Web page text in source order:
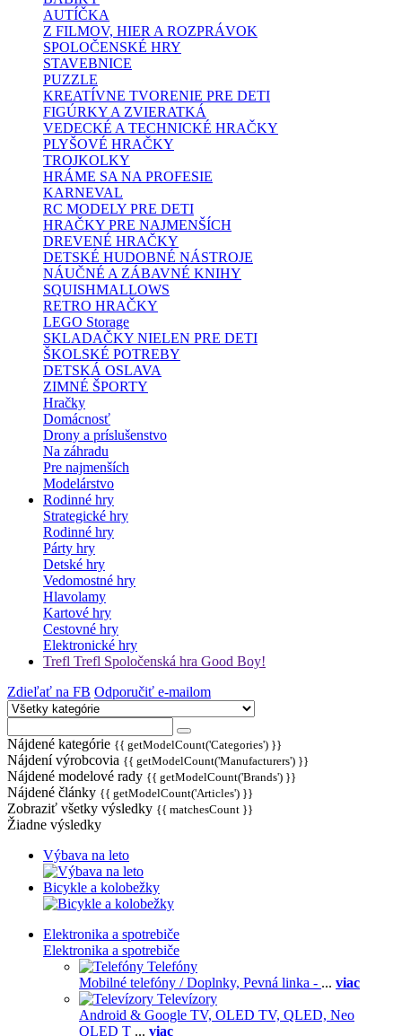
AUTÍČKA
Z FILMOV, HIER A ROZPRÁVOK
SPOLOČENSKÉ HRY
STAVEBNICE
PUZZLE
KREATÍVNE TVORENIE PRE DETI
FIGÚRKY A ZVIERATKÁ
VEDECKÉ A TECHNICKÉ HRAČKY
PLYŠOVÉ HRAČKY
TROJKOLKY
HRÁME SA NA PROFESIE
KARNEVAL
RC MODELY PRE DETI
HRAČKY PRE NAJMENŠÍCH
DREVENÉ HRAČKY
DETSKÉ HUDOBNÉ NÁSTROJE
NÁUČNÉ A ZÁBAVNÉ KNIHY
SQUISHMALLOWS
RETRO HRAČKY
LEGO Storage
SKLADAČKY NIELEN PRE DETI
ŠKOLSKÉ POTREBY
DETSKÁ OSLAVA
ZIMNÉ ŠPORTY
Hračky
Domácnosť
Drony a príslušenstvo
Na záhradu
Pre najmenších
Modelárstvo
Rodinné hry
Strategické hry
Rodinné hry
Párty hry
Detské hry
Vedomostné hry
Hlavolamy
Kartové hry
Cestovné hry
Elektronické hry
Trefl Trefl Spoločenská hra Good Boy!
Zdieľať na FB Odporučiť e-mailom
Nájdené kategórie {{ getModelCount('Categories') }}
Nájdení výrobcovia {{ getModelCount('Manufacturers') }}
Nájdené modelové rady {{ getModelCount('Brands') }}
Nájdené články {{ getModelCount('Articles') }}
Zobraziť všetky výsledky {{ matchesCount }}
Žiadne výsledky
Výbava na leto
Bicykle a kolobežky
Elektronika a spotrebiče
Elektronika a spotrebiče
Telefóny
Mobilné telefóny / Doplnky, Pevná linka - ... viac
Televízory
Android & Google TV, OLED TV, QLED, Neo
QLED T ... viac